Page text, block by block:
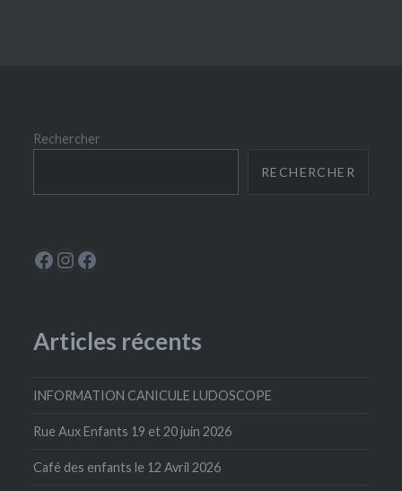
Rechercher
RECHERCHER
Le Périscope
Instagram
La Ludoscope
Articles récents
INFORMATION CANICULE LUDOSCOPE
Rue Aux Enfants 19 et 20 juin 2026
Café des enfants le 12 Avril 2026